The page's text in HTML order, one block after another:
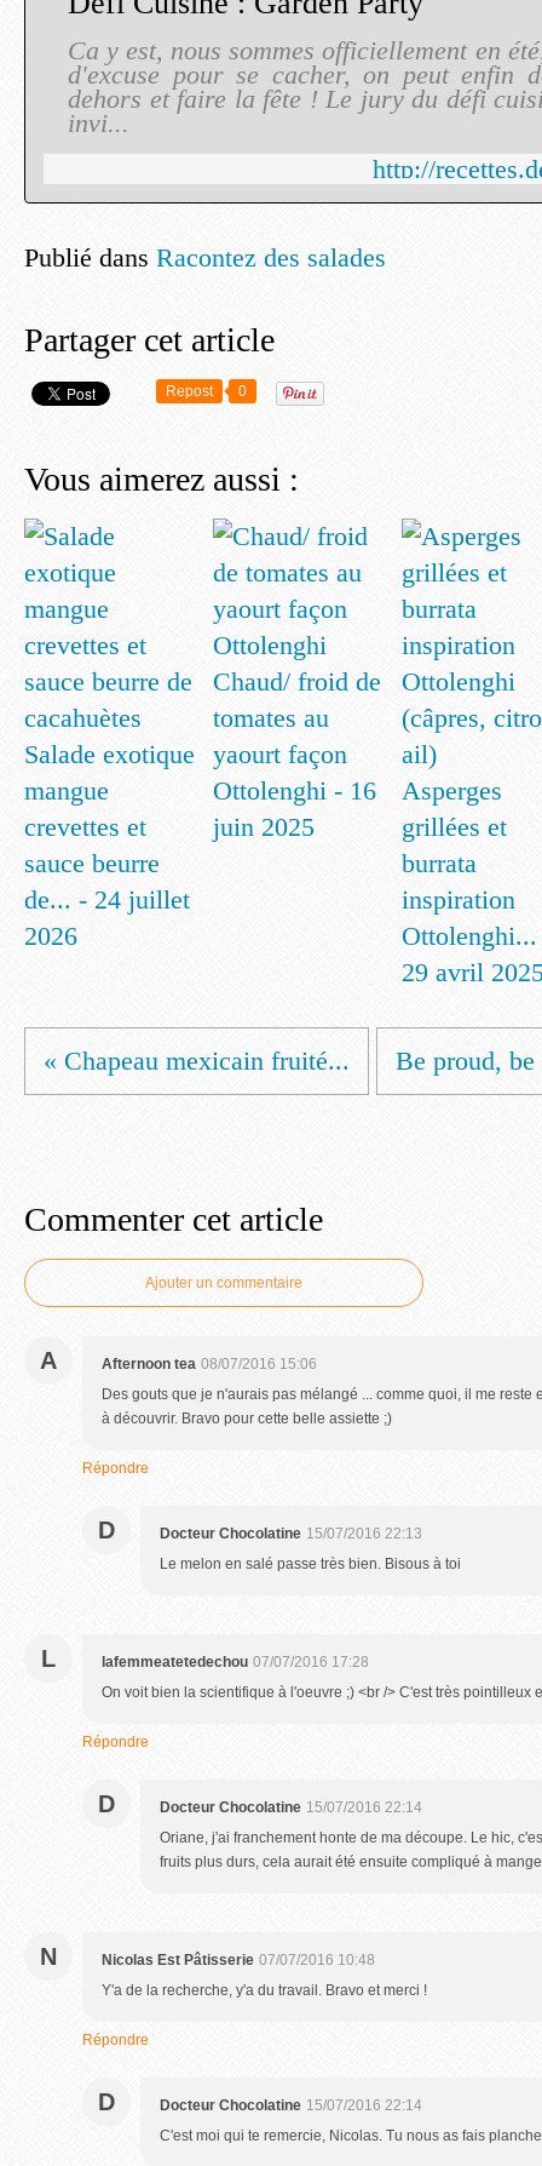
Ca y est, nous sommes officiellement en
d'excuse pour se cacher, on peut enfin
dehors et faire la fête ! Le jury du défi
invi...
http://
Publié dans Racontez des salades
Partager cet article
Repost 0
Vous aimerez aussi :
Salade exotique
mangue
crevettes et
sauce beurre
de... - 24 juillet
2026
Chaud/ froid de
tomates au
yaourt façon
Ottolenghi - 16
juin 2025
Asperges
grillées et
burrata
inspiration
29 avril
« Chapeau mexicain fruité... Be proud,
Commenter cet article
Ajouter un commentaire
A Afternoon tea 08/07/2016 15:06
Des gouts que je n'aurais pas mélangé ... comme quoi, il me
à découvrir. Bravo pour cette belle assiette ;)
Répondre
D Docteur Chocolatine 15/07/2016 22:13
Le melon en salé passe très bien. Bisous à toi
L lafemmeatetedechou 07/07/2016 17:28
On voit bien la scientifique à l'oeuvre ;) <br /> C'est très pointilleux
Répondre
D Docteur Chocolatine 15/07/2016 22:14
Oriane, j'ai franchement honte de ma découpe. Le hic,
fruits plus durs, cela aurait été ensuite compliqué à
N Nicolas Est Pâtisserie 07/07/2016 10:48
Y'a de la recherche, y'a du travail. Bravo et merci !
Répondre
D Docteur Chocolatine 15/07/2016 22:14
C'est moi qui te remercie, Nicolas. Tu nous as fais